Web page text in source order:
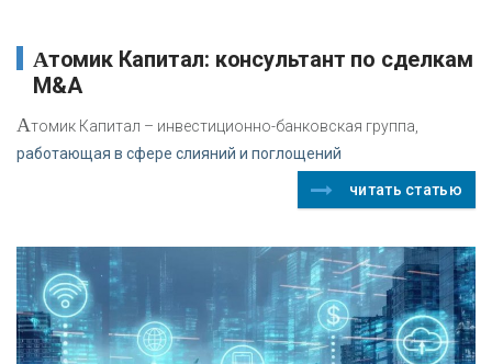
Атомик Капитал: консультант по сделкам
M&A
Атомик Капитал – инвестиционно-банковская группа,
работающая в сфере слияний и поглощений
читать статью